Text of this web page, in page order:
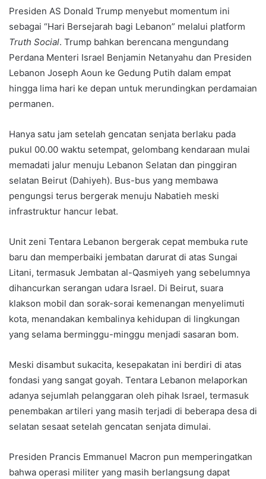
Presiden AS Donald Trump menyebut momentum ini
sebagai “Hari Bersejarah bagi Lebanon” melalui platform
Truth Social. Trump bahkan berencana mengundang
Perdana Menteri Israel Benjamin Netanyahu dan Presiden
Lebanon Joseph Aoun ke Gedung Putih dalam empat
hingga lima hari ke depan untuk merundingkan perdamaian
permanen.
Hanya satu jam setelah gencatan senjata berlaku pada
pukul 00.00 waktu setempat, gelombang kendaraan mulai
memadati jalur menuju Lebanon Selatan dan pinggiran
selatan Beirut (Dahiyeh). Bus-bus yang membawa
pengungsi terus bergerak menuju Nabatieh meski
infrastruktur hancur lebat.
Unit zeni Tentara Lebanon bergerak cepat membuka rute
baru dan memperbaiki jembatan darurat di atas Sungai
Litani, termasuk Jembatan al-Qasmiyeh yang sebelumnya
dihancurkan serangan udara Israel. Di Beirut, suara
klakson mobil dan sorak-sorai kemenangan menyelimuti
kota, menandakan kembalinya kehidupan di lingkungan
yang selama berminggu-minggu menjadi sasaran bom.
Meski disambut sukacita, kesepakatan ini berdiri di atas
fondasi yang sangat goyah. Tentara Lebanon melaporkan
adanya sejumlah pelanggaran oleh pihak Israel, termasuk
penembakan artileri yang masih terjadi di beberapa desa di
selatan sesaat setelah gencatan senjata dimulai.
Presiden Prancis Emmanuel Macron pun memperingatkan
bahwa operasi militer yang masih berlangsung dapat